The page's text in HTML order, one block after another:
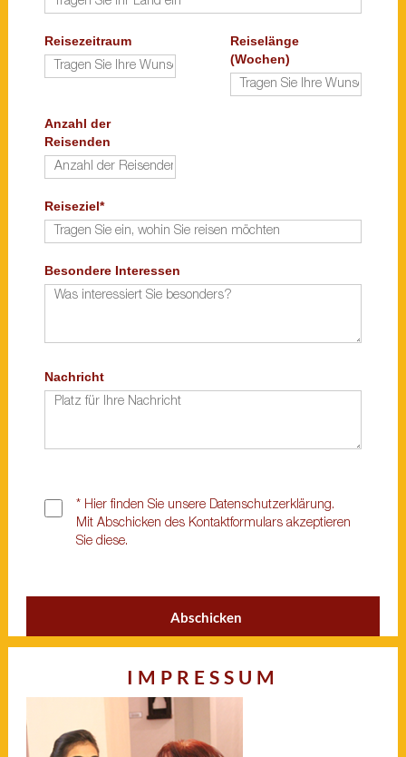
Reisezeitraum
Reiselänge
(Wochen)
Anzahl der
Reisenden
Reiseziel*
Besondere Interessen
Nachricht
* Hier finden Sie unsere Datenschutzerklärung.
Mit Abschicken des Kontaktformulars akzeptieren
Sie diese.
IMPRESSUM